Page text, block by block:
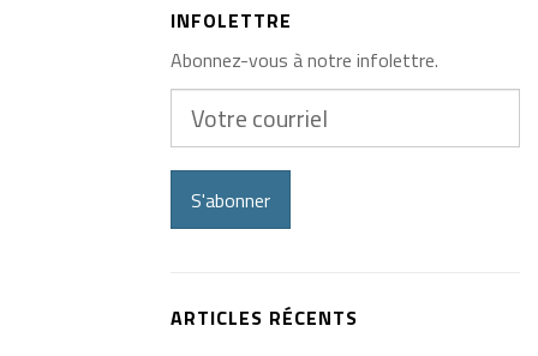
INFOLETTRE
Abonnez-vous à notre infolettre.
courriel
S'abonner
ARTICLES RÉCENTS